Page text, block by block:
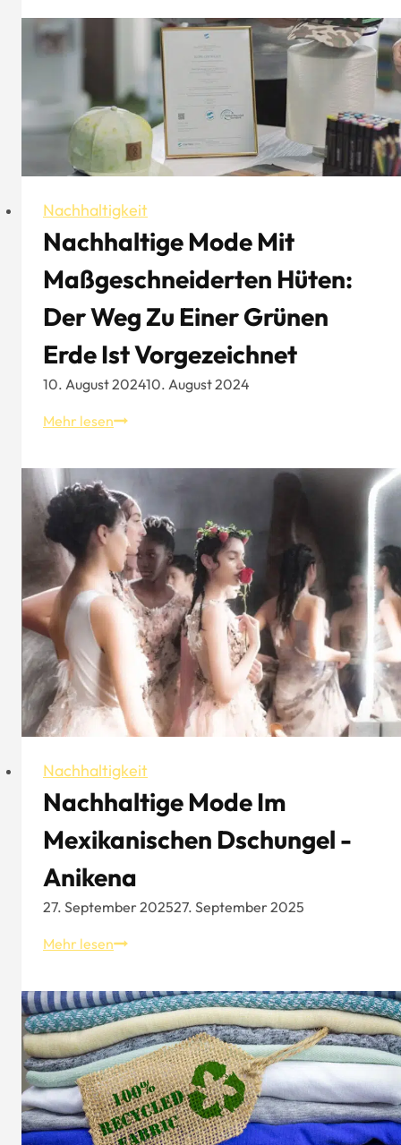
Gewissen:
Nachhaltige
eine
grünere
Zukunft
Nachhaltigkeit
Nachhaltige Mode Mit
Maßgeschneiderten Hüten:
Der Weg Zu Einer Grünen
Erde Ist Vorgezeichnet
10. August 202410. August 2024
Mehr lesenNachhaltige
mit
maßgeschneiderten
Hüten:
Der
Weg
zu
einer
grünen
Erde
ist
vorgezeichnet
Nachhaltigkeit
Nachhaltige Mode Im
Mexikanischen Dschungel -
Anikena
27. September 202527. September 2025
Mehr lesenNachhaltige
im
mexikanischen
Dschungel
-
Anikena